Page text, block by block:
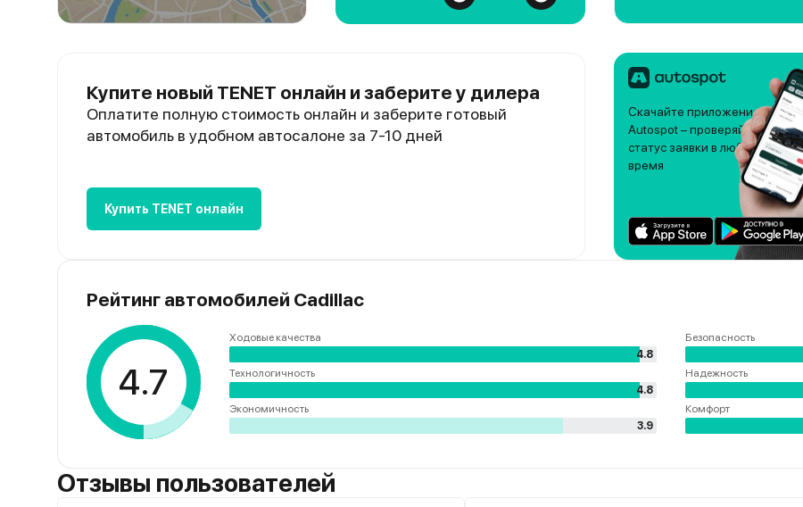
Купите новый TENET онлайн и заберите у дилера
Оплатите полную стоимость онлайн и заберите готовый
автомобиль в удобном автосалоне за 7-10 дней
Купить TENET онлайн
Скачайте приложение
Autospot – проверяйте
статус заявки в любое
время
Рейтинг автомобилей Cadillac
4.7
Ходовые качества
4.8
Технологичность
4.8
Экономичность
3.9
Безопасность
Надежность
Комфорт
Отзывы пользователей